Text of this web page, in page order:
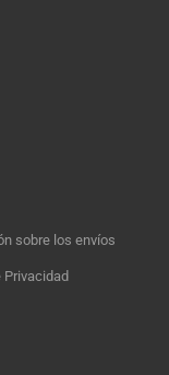
sobre los envíos